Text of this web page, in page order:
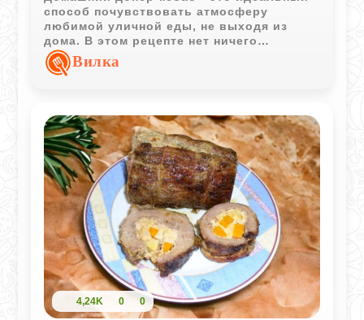
способ почувствовать атмосферу
любимой уличной еды, не выходя из
дома. В этом рецепте нет ничего
лишнего: только ароматное мясо, свежие
овощи, мягкая булочка и насыщенные
внутри, регулируете специи и выбираете
именно те добавки, которые любите.
Главный секрет - правильно
подготовленная мясная основа. Фарш
взбивается до пастообразной
консистенции, смешивается с луком,
майонезом и специями, а затем
запекается тонким пластом. Благодаря
этому мясо получается нежным, сочным
и легко нарезается на тонкие ломтики,
как в классическом донере.
Вилка
4,24K 0 0